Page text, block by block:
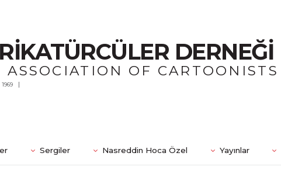
DERNEĞİ
ASSOCIATION OF CARTOONISTS
Sergiler Nasreddin Hoca Özel Yayınlar